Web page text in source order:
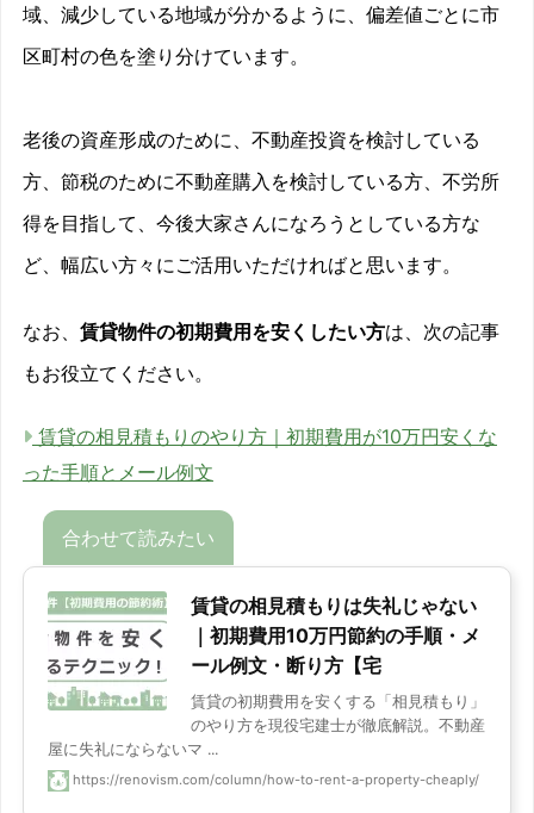
域、減少している地域が分かるように、偏差値ごとに市
区町村の色を塗り分けています。
老後の資産形成のために、不動産投資を検討している
方、節税のために不動産購入を検討している方、不労所
得を目指して、今後大家さんになろうとしている方な
ど、幅広い方々にご活用いただければと思います。
なお、 賃貸物件の初期費用を安くしたい方は、次の記事
もお役立てください。
賃貸の相見積もりのやり方｜初期費用が10万円安くな
った手順とメール例文
賃貸の相見積もりは失礼じゃない
｜初期費用10万円節約の手順・メ
ール例文・断り方【宅
賃貸の初期費用を安くする「相見積もり」
のやり方を現役宅建士が徹底解説。不動産
屋に失礼にならないマ ...
https://renovism.com/column/how-to-rent-a-property-cheaply/